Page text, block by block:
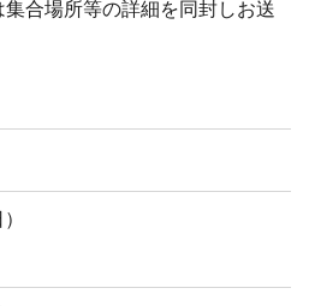
合場所等の詳細を同封しお送